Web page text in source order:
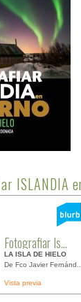
ISLANDIA
Fotografiar Is...
LA ISLA DE HIELO
De Fco Javier
Vista previa